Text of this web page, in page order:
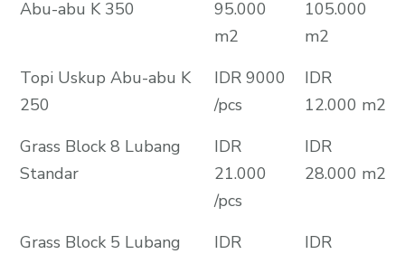
Abu-abu K 350
95.000
m2
105.000
m2
Topi Uskup Abu-abu K
250
IDR 9000
/pcs
IDR
12.000 m2
Grass Block 8 Lubang
Standar
IDR
21.000
/pcs
IDR
28.000 m2
Grass Block 5 Lubang
IDR
IDR